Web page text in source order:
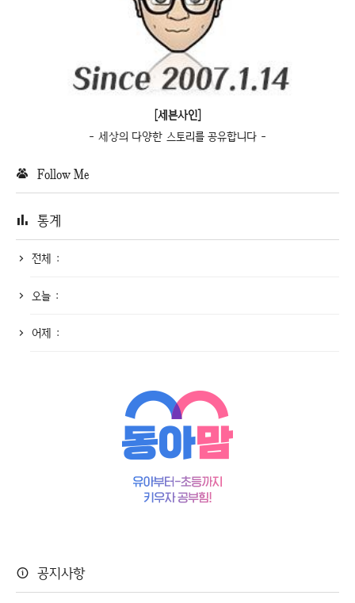
[세븐사인]
- 세상의 다양한 스토리를 공유합니다 -
Follow Me
통계
전체 :
오늘 :
어제 :
공지사항